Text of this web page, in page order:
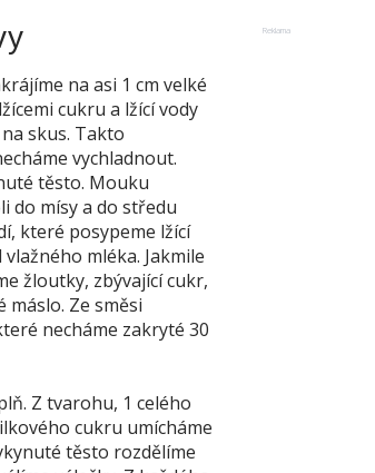
Reklama
na asi 1 cm velké
cukru a lžící vody
skus. Takto
vychladnout.
těsto. Mouku
do mísy a do středu
které posypeme lžící
mléka. Jakmile
žloutky, zbývající cukr,
Ze směsi
necháme zakryté 30
Z tvarohu, 1 celého
cukru umícháme
těsto rozdělíme